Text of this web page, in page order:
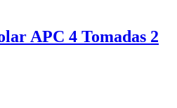
APC 4 Tomadas 2